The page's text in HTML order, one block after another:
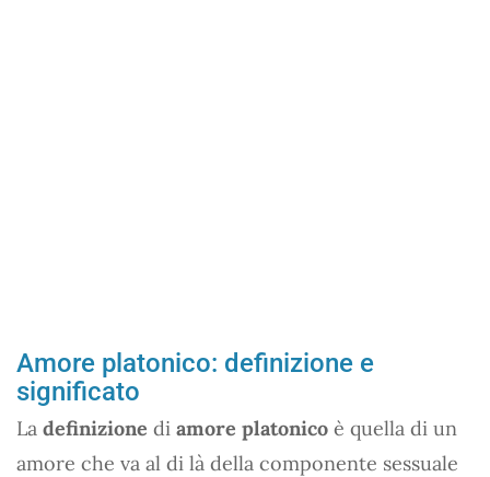
Amore platonico: definizione e
significato
La definizione di amore platonico è quella di un
amore che va al di là della componente sessuale